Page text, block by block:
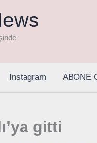
Instagram ABONE
gitti